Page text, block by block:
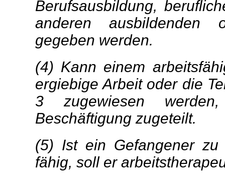
Berufsausbildung,
anderen ausbildenden
gegeben werden.
(4) Kann einem
ergiebige Arbeit oder die
3 zugewiesen
Beschäftigung zugeteilt.
(5) Ist ein Gefangener zu
fähig, soll er